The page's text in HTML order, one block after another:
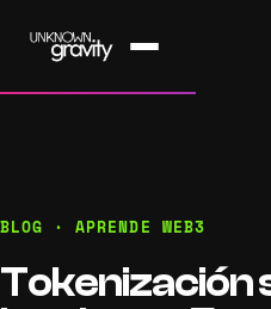
BLOG · APRENDE WEB3
Tokenización